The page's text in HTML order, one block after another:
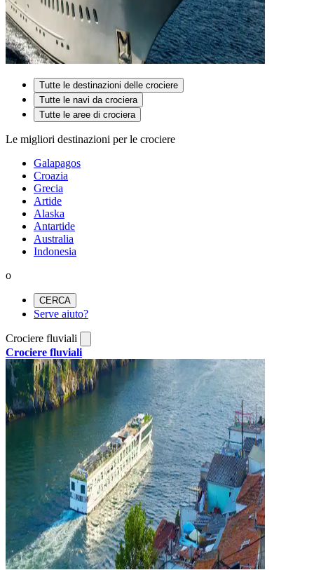
Tutte le destinazioni delle crociere
Tutte le navi da crociera
Tutte le aree di crociera
Le migliori destinazioni per le crociere
Galapagos
Croazia
Grecia
Artide
Alaska
Antartide
Australia
Indonesia
o
CERCA
Serve aiuto?
Crociere fluviali
Crociere fluviali